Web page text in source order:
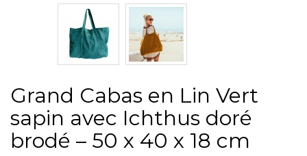
Grand Cabas en Lin Vert
sapin avec Ichthus doré
brodé – 50 x 40 x 18 cm